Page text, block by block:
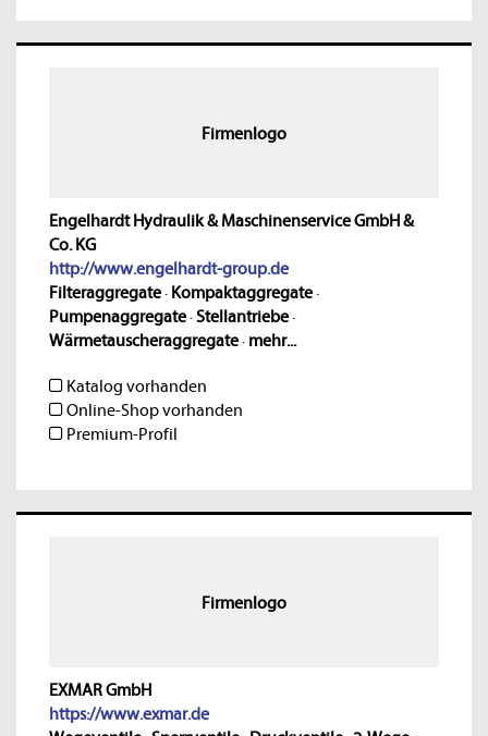
Firmenlogo
Engelhardt Hydraulik & Maschinenservice GmbH &
Co. KG
http://www.engelhardt-group.de
Filteraggregate· Kompaktaggregate·
Pumpenaggregate·Stellantriebe·
Wärmetauscheraggregate· mehr...
Katalog vorhanden
Online-Shop vorhanden
Premium-Profil
Firmenlogo
EXMAR GmbH
https://www.exmar.de